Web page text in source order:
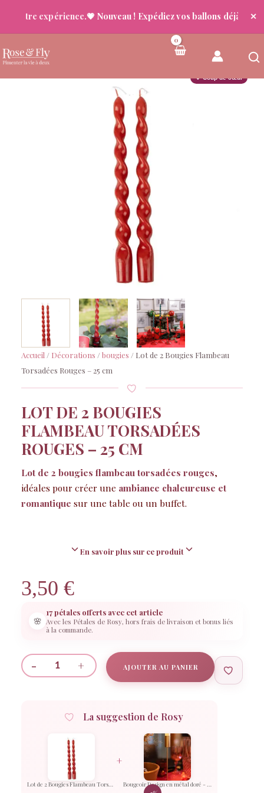
votre expérience.💗 Nouveau ! Expédiez vos ballons déjà gonflés
✕
au
💖 Coup de cœur
Accueil / Décorations /bougies / Lot de 2 Bougies Flambeau
Torsadées Rouges – 25 cm
LOT DE 2 BOUGIES
FLAMBEAU TORSADÉES
ROUGES – 25 CM
Lot de 2 bougies flambeau torsadées rouges,
idéales pour créer une ambiance chaleureuse et
romantique sur une table ou un buffet.
En savoir plus sur ce produit
3,50 €
🌸
17 pétales offerts avec cet article
Avec les Pétales de Rosy, hors frais de livraison et bonus liés
à la commande.
-
quantité
Torsadées
+ AJOUTER AU PANIER
La suggestion de Rosy
Lot de 2 Bougies Flambeau Torsadées Rouges – 25 cm
+
Bougeoir Design en métal doré - 23 cm